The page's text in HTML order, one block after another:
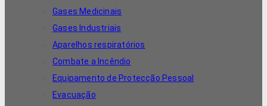
Gases Medicinais
Gases Industriais
Aparelhos respiratórios
Combate a Incêndio
Equipamento de Protecção Pessoal
Evacuação